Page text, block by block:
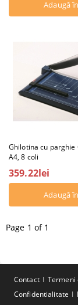
Ghilotina cu parghie
A4, 8 coli
359.22lei
Page 1 of 1
Contact Termeni
Confidentialitate